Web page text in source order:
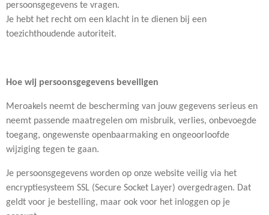
persoonsgegevens te vragen.
Je hebt het recht om een klacht in te dienen bij een
toezichthoudende autoriteit.
Hoe wij persoonsgegevens beveiligen
Meroakels neemt de bescherming van jouw gegevens serieus en
neemt passende maatregelen om misbruik, verlies, onbevoegde
toegang, ongewenste openbaarmaking en ongeoorloofde
wijziging tegen te gaan.
Je persoonsgegevens worden op onze website veilig via het
encryptiesysteem SSL (Secure Socket Layer) overgedragen. Dat
geldt voor je bestelling, maar ook voor het inloggen op je